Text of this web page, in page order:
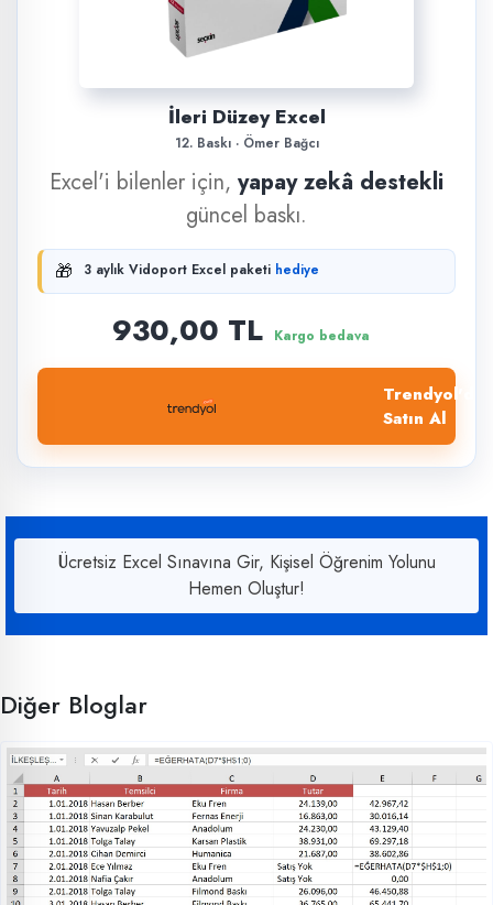
İleri Düzey Excel
12. Baskı · Ömer Bağcı
Excel'i bilenler için, yapay zekâ destekli
güncel baskı.
🎁 3 aylık Vidoport Excel paketi hediye
930,00 TL Kargo bedava
Trendyol'dan
Satın Al
Ücretsiz Excel Sınavına Gir, Kişisel Öğrenim Yolunu
Hemen Oluştur!
Diğer Bloglar